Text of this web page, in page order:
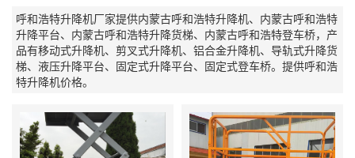
呼和浩特升降机厂家提供内蒙古呼和浩特升降机、内蒙古呼和浩特
升降平台、内蒙古呼和浩特升降货梯、内蒙古呼和浩特登车桥，产
品有移动式升降机、剪叉式升降机、铝合金升降机、导轨式升降货
梯、液压升降平台、固定式升降平台、固定式登车桥。提供呼和浩
特升降机价格。